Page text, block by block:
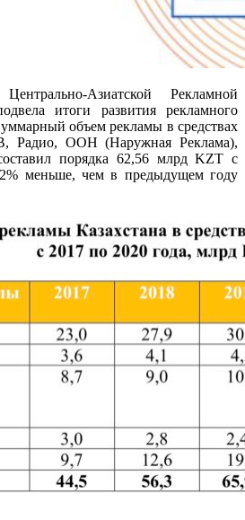
Азиатской Рекламной
итоги развития рекламного
объем рекламы в средствах
Радио, ООН (Наружная Реклама),
порядка 62,56 млрд KZT с
меньше, чем в предыдущем году